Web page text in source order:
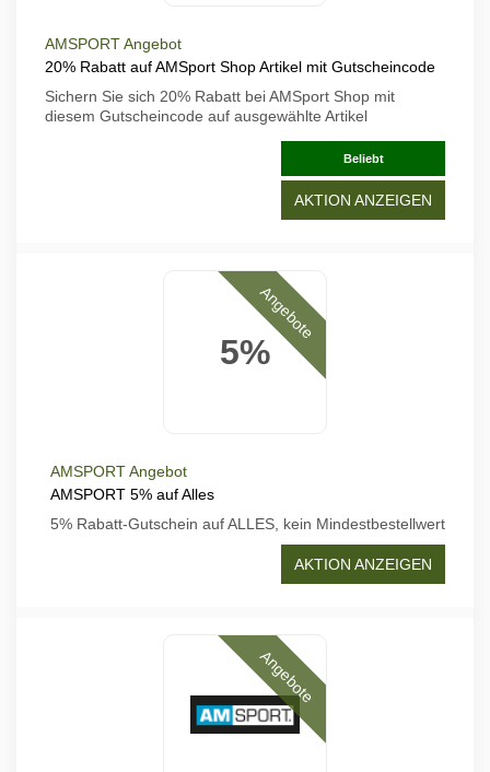
AMSPORT Angebot
20% Rabatt auf AMSport Shop Artikel mit Gutscheincode
Sichern Sie sich 20% Rabatt bei AMSport Shop mit
diesem Gutscheincode auf ausgewählte Artikel
Beliebt
AKTION ANZEIGEN
5%
Angebote
AMSPORT Angebot
AMSPORT 5% auf Alles
5% Rabatt-Gutschein auf ALLES, kein Mindestbestellwert
AKTION ANZEIGEN
Angebote